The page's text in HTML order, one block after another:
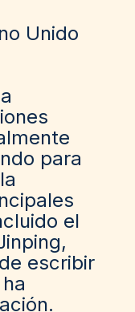
Unido
para
el
,
escribir